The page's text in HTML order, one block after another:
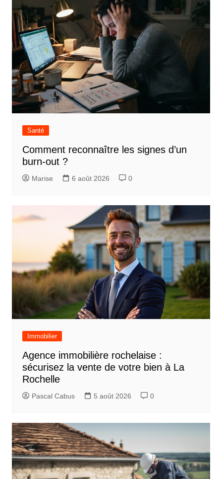
Santé
Comment reconnaître les signes d’un
burn-out ?
Marise 6 août 2026 0
Immobilier
Agence immobilière rochelaise :
sécurisez la vente de votre bien à La
Rochelle
Pascal Cabus 5 août 2026 0